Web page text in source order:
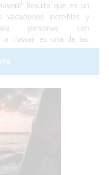
Resulta que es un
increíbles y
personas con
a Hawaii es una de las
Simplemente porque es
cualquier tipo de
de una cultura antigua